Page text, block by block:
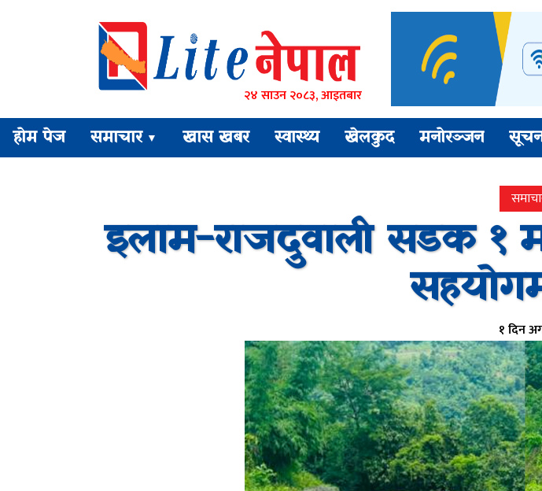
२४ साउन २०८३, आइतबार
होम पेज समाचार ▼ खास खबर स्वास्थ्य खेलकुद मनोरञ्जन
इलाम-राजदुवाली सडक १
१ दिन